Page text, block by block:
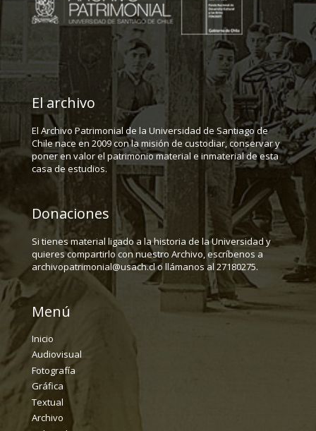
El archivo
El Archivo Patrimonial de la Universidad de Santiago de
Chile nace en 2009 con la misión de custodiar, conservar y
poner en valor el patrimonio material e inmaterial de esta
casa de estudios.
Donaciones
Si tienes material ligado a la historia de la Universidad y
quieres compartirlo con nuestro Archivo, escríbenos a
archivopatrimonial@usach.cl o llámanos al 27180275.
Menú
Inicio
Audiovisual
Fotografía
Gráfica
Textual
Archivo